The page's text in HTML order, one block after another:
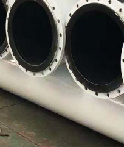
苹果下载,
色先生
频APP
在线下载,